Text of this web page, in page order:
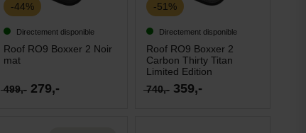
-44%
Directement disponible
Roof RO9 Boxxer 2 Noir
mat
499,-279,-
-51%
Directement disponible
Roof RO9 Boxxer 2
Carbon Thirty Titan
Limited Edition
740,-359,-